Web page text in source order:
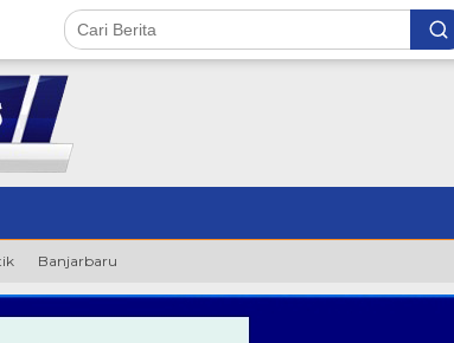
Banjarbaru